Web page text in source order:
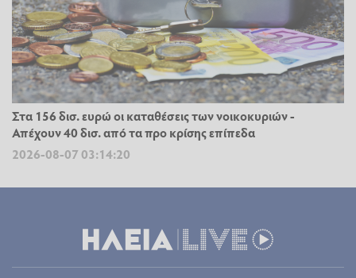
Στα 156 δισ. ευρώ οι καταθέσεις των νοικοκυριών -
Απέχουν 40 δισ. από τα προ κρίσης επίπεδα
2026-08-07 03:14:20